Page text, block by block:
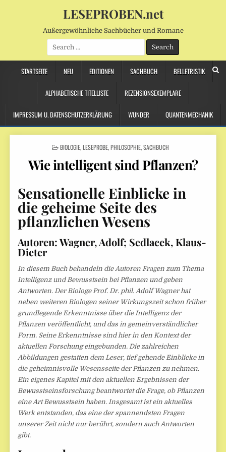
LESEPROBEN.net
Außergewöhnliche Sachbücher und Romane
Search
for:
STARTSEITE NEU EDITIONEN SACHBUCH BELLETRISTIK
ALPHABETISCHE TITELLISTE REZENSIONSEXEMPLARE
IMPRESSUM U. DATENSCHUTZERKLÄRUNG WUNDER QUANTENMECHANIK
POSTED
BIOLOGIE,LESEPROBE,PHILOSOPHIE,SACHBUCH
Wie intelligent sind Pflanzen?
Sensationelle Einblicke in
die geheime Seite des
pflanzlichen Wesens
Autoren: Wagner, Adolf; Sedlacek, Klaus-
Dieter
In diesem Buch behandeln die Autoren Fragen zum Thema
Intelligenz und Bewusstsein bei Pflanzen und geben
Antworten. Der Biologe Prof. Dr. phil. Adolf Wagner hat
neben weiteren Biologen seiner Wirkungszeit schon früher
grundlegende Erkenntnisse über die Intelligenz der
Pflanzen veröffentlicht, und das in gemeinverständlicher
Form. Seine Erkenntnisse sind hier in den Kontext der
aktuellen Forschung eingebunden. Die zahlreichen
Abbildungen gestatten dem Leser, tief gehende Einblicke in
die geheimnisvolle Wesensseite der Pflanzen zu nehmen.
Ein eigenes Kapitel mit den aktuellen Ergebnissen der
Bewusstseinsforschung beantwortet die Frage, ob Pflanzen
eine Art Bewusstsein haben. Insgesamt ist ein aktuelles
Werk entstanden, das eine der spannendsten Fragen
unserer Zeit nicht nur berührt, sondern auch Antworten
gibt.